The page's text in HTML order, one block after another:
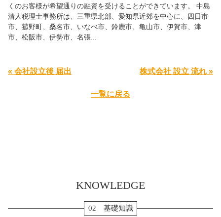
くのお客様が希望通りの融資を受けることができています。 中島
清人税理士事務所は、三重県北部、愛知県近郊を中心に、四日市
市、菰野町、桑名市、いなべ市、鈴鹿市、亀山市、伊賀市、津
市、松阪市、伊勢市、名張...
« 会社設立後 届出 株式会社 設立 流れ »
一覧に戻る
KNOWLEDGE
02 基礎知識